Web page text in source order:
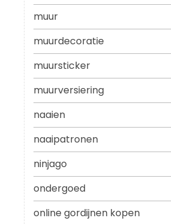
muur
muurdecoratie
muursticker
muurversiering
naaien
naaipatronen
ninjago
ondergoed
online gordijnen kopen